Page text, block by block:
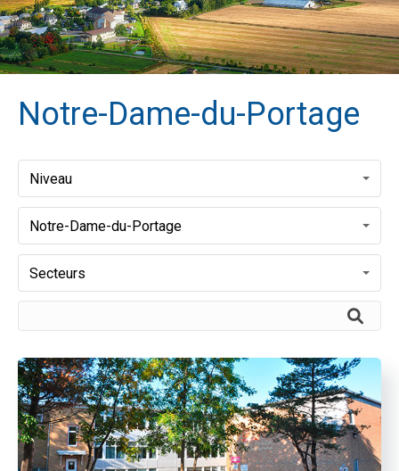
Notre-Dame-du-Portage
Niveau
Notre-Dame-du-Portage
Secteurs